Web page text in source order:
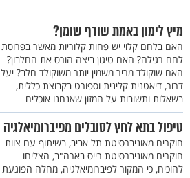
מיץ לימון באמת שורף שומן?
האם בלחם קלוי יש פחות קלוריות מאשר בפרוסת
לחם רגילה? האם טיגון ביצה הורס את החלבון?
האם שוקולד מריר משמין יותר משוקולד חלב? יעל
דרור, דיאטנית קלינית וספורט בקבוצת כללית,
בשאלות ותשובות על המזון שאנחנו אוכלים
טיפול בתא לחץ לסובלים מפיברומיאלגיה
חוקרים מאוניברסיטת תל אביב, בשיתוף עם צוות
חוקרים מאוניברסיטת רייס בארה"ב, הצליחו
להוכיח, כי המקור לפיברומיאלגיה, מחלה הפוגעת